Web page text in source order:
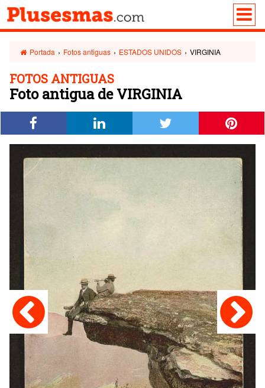
Portada › Fotos antiguas › ESTADOS UNIDOS › VIRGINIA
FOTOS ANTIGUAS
Foto antigua de VIRGINIA